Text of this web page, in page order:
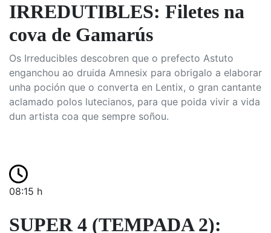
IRREDUTIBLES: Filetes na
cova de Gamarús
Os Irreducibles descobren que o prefecto Astuto
enganchou ao druida Amnesix para obrigalo a elaborar
unha poción que o converta en Lentix, o gran cantante
aclamado polos lutecianos, para que poida vivir a vida
dun artista coa que sempre soñou.
08:15 h
SUPER 4 (TEMPADA 2):